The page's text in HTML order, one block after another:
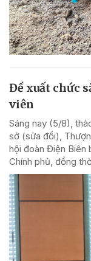
Đề xuất chức
viên
Sáng nay (5/8),
sở (sửa đổi),
hội đoàn Điện Biên
Chính phủ, đồng